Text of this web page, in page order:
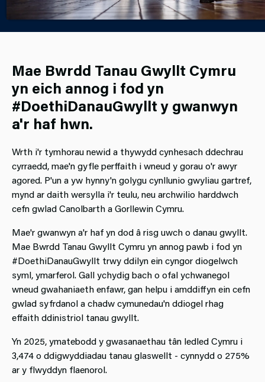
#DoethiDanauGwyllt
Mae Bwrdd Tanau Gwyllt Cymru
yn eich annog i fod yn
#DoethiDanauGwyllt y gwanwyn
a'r haf hwn.
Wrth i'r tymhorau newid a thywydd cynhesach ddechrau
cyrraedd, mae'n gyfle perffaith i wneud y gorau o'r awyr
agored. P'un a yw hynny'n golygu cynllunio gwyliau gartref,
mynd ar daith wersylla i'r teulu, neu archwilio harddwch
cefn gwlad Canolbarth a Gorllewin Cymru.
Mae'r gwanwyn a'r haf yn dod â risg uwch o danau gwyllt.
Mae Bwrdd Tanau Gwyllt Cymru yn annog pawb i fod yn
#DoethiDanauGwyllt trwy ddilyn ein cyngor diogelwch
syml, ymarferol. Gall ychydig bach o ofal ychwanegol
wneud gwahaniaeth enfawr, gan helpu i amddiffyn ein cefn
gwlad syfrdanol a chadw cymunedau'n ddiogel rhag
effaith ddinistriol tanau gwyllt.
Yn 2025, ymatebodd y gwasanaethau tân ledled Cymru i
3,474 o ddigwyddiadau tanau glaswellt - cynnydd o 275%
ar y flwyddyn flaenorol.